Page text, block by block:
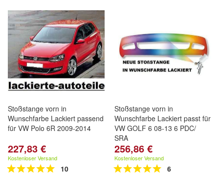
Stoßstange vorn in
Wunschfarbe Lackiert passend
für VW Polo 6R 2009-2014
227,83 €
Kostenloser Versand
10
Stoßstange vorn in
Wunschfarbe Lackiert passt für
VW GOLF 6 08-13 6 PDC/
SRA
256,86 €
Kostenloser Versand
6